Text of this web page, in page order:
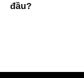
đầu?